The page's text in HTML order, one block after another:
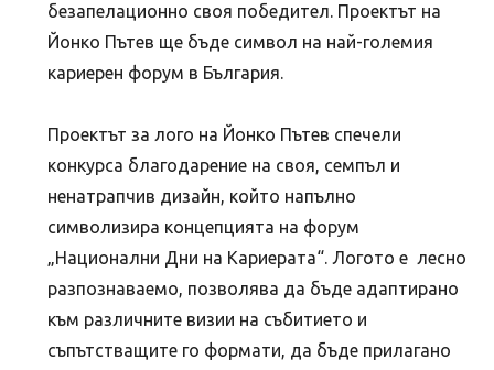
безапелационно своя победител. Проектът на
Йонко Пътев ще бъде символ на най-големия
кариерен форум в България.
Проектът за лого на Йонко Пътев спечели
конкурса благодарение на своя, семпъл и
ненатрапчив дизайн, който напълно
символизира концепцията на форум
„Национални Дни на Кариерата“. Логото е лесно
разпознаваемо, позволява да бъде адаптирано
към различните визии на събитието и
съпътстващите го формати, да бъде прилагано